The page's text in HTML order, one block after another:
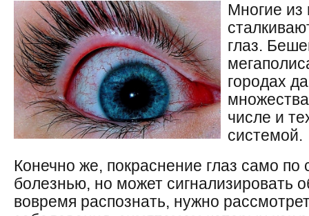
Многие из
глаз.
городах
числе и
системой.
Конечно же, покраснение глаз само по
болезнью, но может сигнализировать
вовремя распознать, нужно